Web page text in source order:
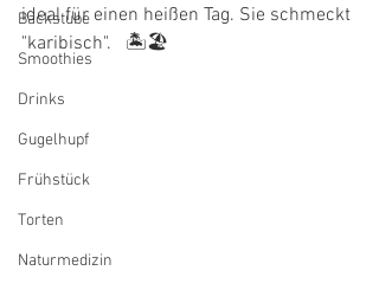
Backstube
Smoothies
Drinks
Gugelhupf
Frühstück
Torten
Naturmedizin
ideal für einen heißen Tag. Sie schmeckt
"karibisch".   🏝🏖